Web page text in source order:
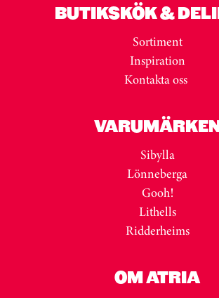
BUTIKSKÖK &
Sortiment
Inspiration
Kontakta oss
Sibylla
Lönneberga
Gooh!
Lithells
Ridderheims
OM ATRIA